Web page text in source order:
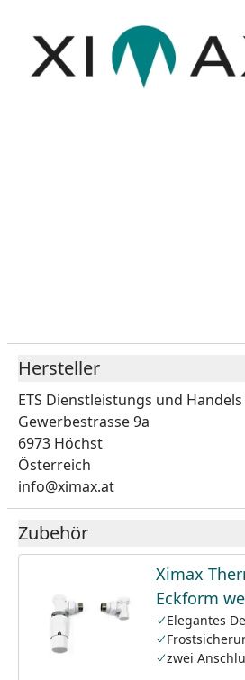
Hersteller
ETS Dienstleistungs und
Gewerbestrasse 9a
6973 Höchst
Österreich
info@ximax.at
Zubehör
Ximax
Eckform
Elegantes
zwei